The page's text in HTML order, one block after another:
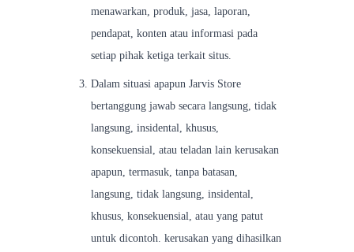
menawarkan, produk, jasa, laporan,
pendapat, konten atau informasi pada
setiap pihak ketiga terkait situs.
Dalam situasi apapun Jarvis Store
bertanggung jawab secara langsung, tidak
langsung, insidental, khusus,
konsekuensial, atau teladan lain kerusakan
apapun, termasuk, tanpa batasan,
langsung, tidak langsung, insidental,
khusus, konsekuensial, atau yang patut
untuk dicontoh. kerusakan yang dihasilkan